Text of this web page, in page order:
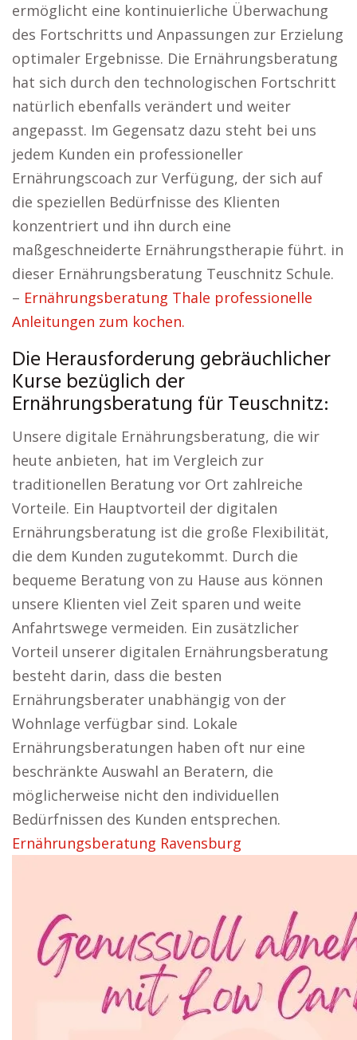
ermöglicht eine kontinuierliche Überwachung
des Fortschritts und Anpassungen zur Erzielung
optimaler Ergebnisse. Die Ernährungsberatung
hat sich durch den technologischen Fortschritt
natürlich ebenfalls verändert und weiter
angepasst. Im Gegensatz dazu steht bei uns
jedem Kunden ein professioneller
Ernährungscoach zur Verfügung, der sich auf
die speziellen Bedürfnisse des Klienten
konzentriert und ihn durch eine
maßgeschneiderte Ernährungstherapie führt. in
dieser Ernährungsberatung Teuschnitz Schule.
– Ernährungsberatung Thale professionelle
Anleitungen zum kochen.
Die Herausforderung gebräuchlicher
Kurse bezüglich der
Ernährungsberatung für Teuschnitz:
Unsere digitale Ernährungsberatung, die wir
heute anbieten, hat im Vergleich zur
traditionellen Beratung vor Ort zahlreiche
Vorteile. Ein Hauptvorteil der digitalen
Ernährungsberatung ist die große Flexibilität,
die dem Kunden zugutekommt. Durch die
bequeme Beratung von zu Hause aus können
unsere Klienten viel Zeit sparen und weite
Anfahrtswege vermeiden. Ein zusätzlicher
Vorteil unserer digitalen Ernährungsberatung
besteht darin, dass die besten
Ernährungsberater unabhängig von der
Wohnlage verfügbar sind. Lokale
Ernährungsberatungen haben oft nur eine
beschränkte Auswahl an Beratern, die
möglicherweise nicht den individuellen
Bedürfnissen des Kunden entsprechen.
Ernährungsberatung Ravensburg